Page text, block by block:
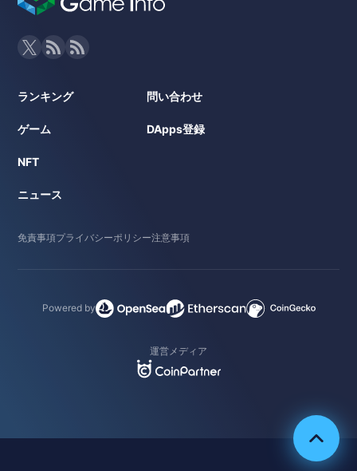
ランキング
ゲーム
NFT
ニュース
問い合わせ
DApps登録
免責事項プライバシーポリシー注意事項
Powered by
運営メディア